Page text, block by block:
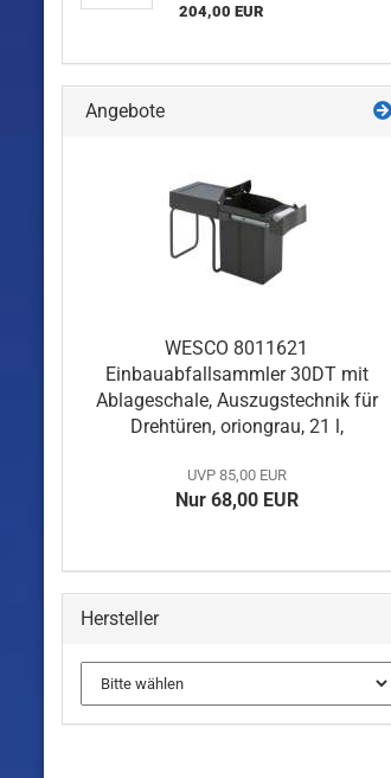
204,00 EUR
Angebote
WESCO 8011621
Einbauabfallsammler 30DT mit
Ablageschale, Auszugstechnik für
Drehtüren, oriongrau, 21 l,
UVP 85,00 EUR
Nur 68,00 EUR
Hersteller